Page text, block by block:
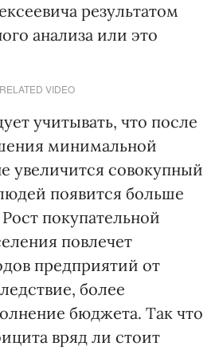
результатом
анализа или это
RELATED VIDEO
учитывать, что после
минимальной
увеличится совокупный
появится больше
покупательной
повлечет
предприятий от
более
бюджета. Так что
вряд ли стоит